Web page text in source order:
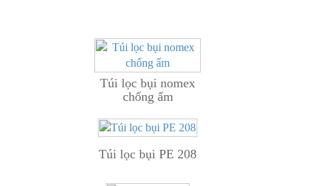
Túi lọc bụi nomex
chống ẩm
Túi lọc bụi PE 208